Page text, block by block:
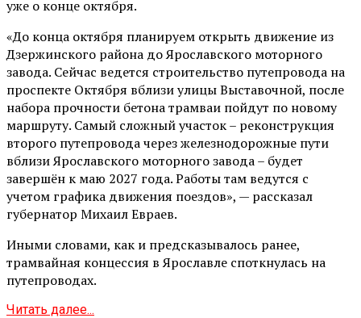
уже о конце октября.
«До конца октября планируем открыть движение из
Дзержинского района до Ярославского моторного
завода. Сейчас ведется строительство путепровода на
проспекте Октября вблизи улицы Выставочной, после
набора прочности бетона трамваи пойдут по новому
маршруту. Самый сложный участок – реконструкция
второго путепровода через железнодорожные пути
вблизи Ярославского моторного завода – будет
завершён к маю 2027 года. Работы там ведутся с
учетом графика движения поездов», — рассказал
губернатор Михаил Евраев.
Иными словами, как и предсказывалось ранее,
трамвайная концессия в Ярославле споткнулась на
путепроводах.
Читать далее...